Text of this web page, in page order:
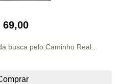
69,00
busca pelo Caminho Real...